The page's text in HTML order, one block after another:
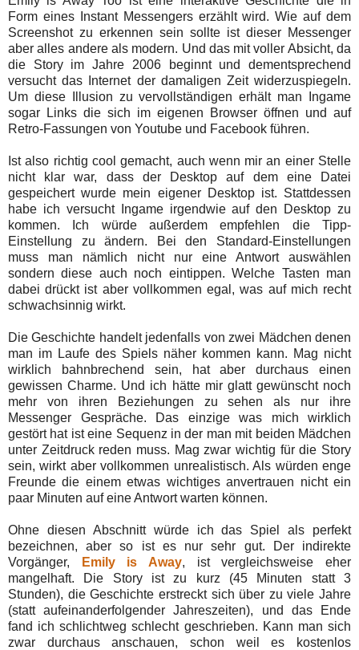
Form eines Instant Messengers erzählt wird. Wie auf dem
Screenshot zu erkennen sein sollte ist dieser Messenger
aber alles andere als modern. Und das mit voller Absicht, da
die Story im Jahre 2006 beginnt und dementsprechend
versucht das Internet der damaligen Zeit widerzuspiegeln.
Um diese Illusion zu vervollständigen erhält man Ingame
sogar Links die sich im eigenen Browser öffnen und auf
Retro-Fassungen von Youtube und Facebook führen.
Ist also richtig cool gemacht, auch wenn mir an einer Stelle
nicht klar war, dass der Desktop auf dem eine Datei
gespeichert wurde mein eigener Desktop ist. Stattdessen
habe ich versucht Ingame irgendwie auf den Desktop zu
kommen. Ich würde außerdem empfehlen die Tipp-
Einstellung zu ändern. Bei den Standard-Einstellungen
muss man nämlich nicht nur eine Antwort auswählen
sondern diese auch noch eintippen. Welche Tasten man
dabei drückt ist aber vollkommen egal, was auf mich recht
schwachsinnig wirkt.
Die Geschichte handelt jedenfalls von zwei Mädchen denen
man im Laufe des Spiels näher kommen kann. Mag nicht
wirklich bahnbrechend sein, hat aber durchaus einen
gewissen Charme. Und ich hätte mir glatt gewünscht noch
mehr von ihren Beziehungen zu sehen als nur ihre
Messenger Gespräche. Das einzige was mich wirklich
gestört hat ist eine Sequenz in der man mit beiden Mädchen
unter Zeitdruck reden muss. Mag zwar wichtig für die Story
sein, wirkt aber vollkommen unrealistisch. Als würden enge
Freunde die einem etwas wichtiges anvertrauen nicht ein
paar Minuten auf eine Antwort warten können.
Ohne diesen Abschnitt würde ich das Spiel als perfekt
bezeichnen, aber so ist es nur sehr gut. Der indirekte
Vorgänger,
Emily is Away, ist vergleichsweise eher
mangelhaft. Die Story ist zu kurz (45 Minuten statt 3
Stunden), die Geschichte erstreckt sich über zu viele Jahre
(statt aufeinanderfolgender Jahreszeiten), und das Ende
fand ich schlichtweg schlecht geschrieben. Kann man sich
zwar durchaus anschauen, schon weil es kostenlos